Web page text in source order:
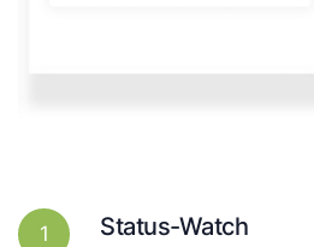
1 Status-Watch